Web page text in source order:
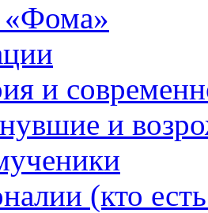
«Фома»
и
и
(кто